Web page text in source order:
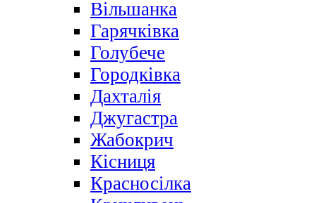
Вільшанка
Гарячківка
Голубече
Городківка
Дахталія
Джугастра
Жабокрич
Кісниця
Красносілка